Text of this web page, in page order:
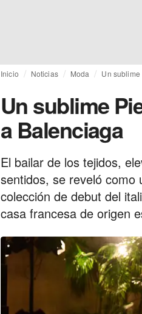
Inicio Noticias Moda Un sublime
Un sublime
a Balenciaga
El bailar de los tejidos,
sentidos, se reveló como
colección de debut del
casa francesa de origen